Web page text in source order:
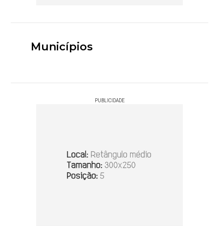
Municípios
PUBLICIDADE